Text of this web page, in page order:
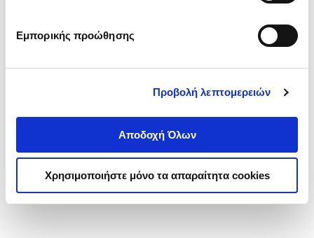
Εμπορικής προώθησης
Προβολή λεπτομερειών
Αποδοχή Όλων
Χρησιμοποιήστε μόνο τα απαραίτητα cookies